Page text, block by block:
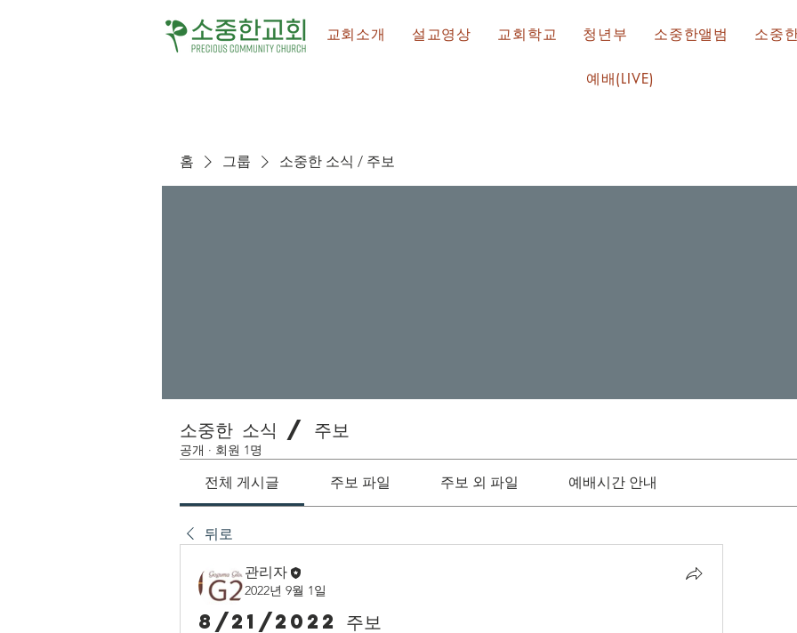
교회소개 설교영상 교회학교 청년부 소중한앨범 소중
예배(LIVE)
홈 그룹 소중한 소식 / 주보
소중한 소식 / 주보
공개 · 회원 1명
전체 게시글 주보 파일 주보 외 파일 예배시간 안내
뒤로
관리자
2022년 9월 1일
8/21/2022 주보